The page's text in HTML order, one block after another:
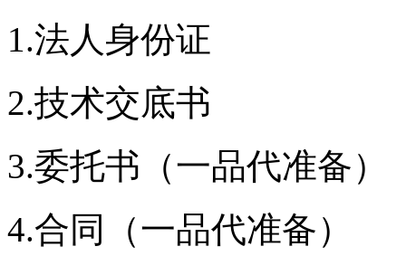
1.法人身份证
2.技术交底书
3.委托书（一品代准备）
4.合同（一品代准备）